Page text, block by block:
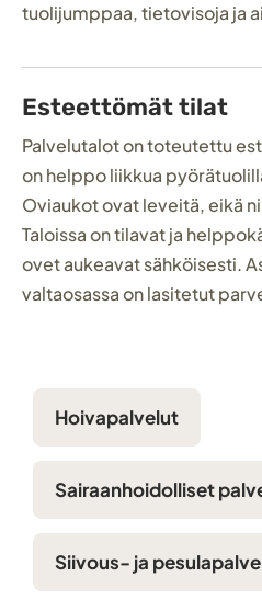
tuolijumppaa, tietovisoja ja
Esteettömät tilat
Palvelutalot on toteutettu
on helppo liikkua
Oviaukot ovat leveitä, eikä
Taloissa on tilavat ja
ovet aukeavat sähköisesti.
valtaosassa on lasitetut
Hoivapalvelut
Sairaanhoidolliset
Siivous- ja